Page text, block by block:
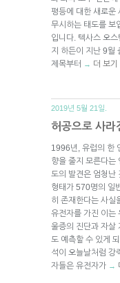
평등에 대한 새로운
무시하는 태도를 보
입니다. 텍사스 오
지 하든이 지난 9월
제목부터 → 더 보기
2019년 5월 21일.
허공으로 사
1996년, 유럽의 한
향을 줄지 모른다는
도의 발견은 엄청난
형태가 570명의 일
히 존재한다는 사실
유전자를 가진 이는
울증의 진단과 자살
도 예측할 수 있게
석이 오늘날처럼 강
자들은 유전자가 →